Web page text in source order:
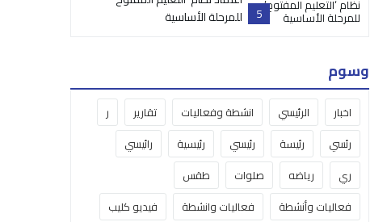
5
للمرحلة الأساسية
وسوم
اخبار الرئيسي انشطة وفعاليات تقارير
ر
رئسي
رئيسة رئيسي رئيسية
رائيسي
ري
رياضه صلوات
طقس
فعاليات وأنشطة
فعاليات وانشطة
فيديو كليب